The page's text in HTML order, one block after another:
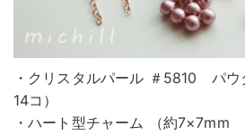
・クリスタルパール ＃5810 パ
14コ）
・ハート型チャーム （約7×7mm